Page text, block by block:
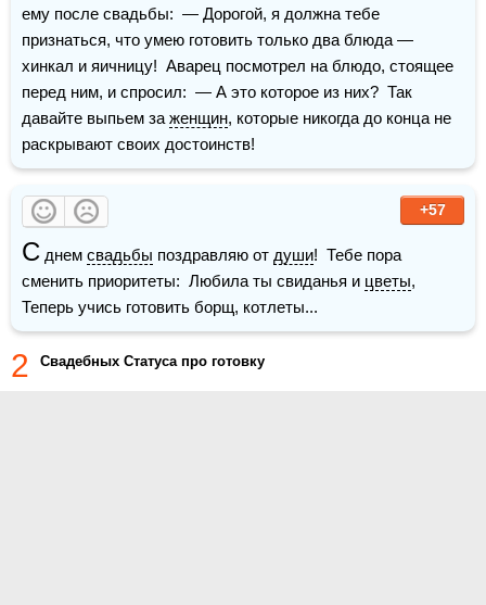
ему после свадьбы:  — Дорогой, я должна тебе
признаться, что умею готовить только два блюда —
хинкал и яичницу!  Аварец посмотрел на блюдо, стоящее
перед ним, и спросил:  — А это которое из них?  Так
давайте выпьем за женщин, которые никогда до конца не
раскрывают своих достоинств!
+57
С днем свадьбы поздравляю от души!  Тебе пора
сменить приоритеты:  Любила ты свиданья и цветы,
Теперь учись готовить борщ, котлеты...
2 Свадебных Статуса про готовку